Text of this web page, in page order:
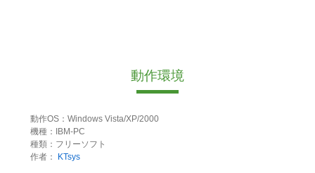
動作環境
動作OS：Windows Vista/XP/2000
機種：IBM-PC
種類：フリーソフト
作者：
KTsys